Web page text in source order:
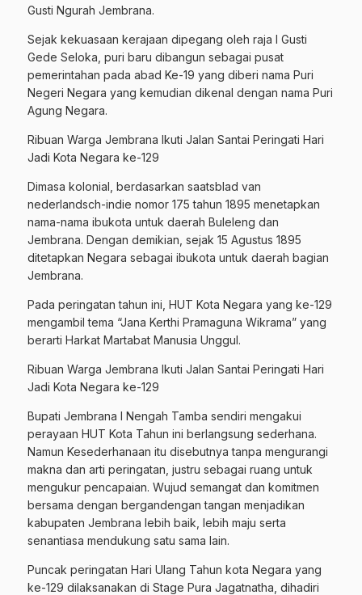
Gusti Ngurah Jembrana.
Sejak kekuasaan kerajaan dipegang oleh raja I Gusti
Gede Seloka, puri baru dibangun sebagai pusat
pemerintahan pada abad Ke-19 yang diberi nama Puri
Negeri Negara yang kemudian dikenal dengan nama Puri
Agung Negara.
Ribuan Warga Jembrana Ikuti Jalan Santai Peringati Hari
Jadi Kota Negara ke-129
Dimasa kolonial, berdasarkan saatsblad van
nederlandsch-indie nomor 175 tahun 1895 menetapkan
nama-nama ibukota untuk daerah Buleleng dan
Jembrana. Dengan demikian, sejak 15 Agustus 1895
ditetapkan Negara sebagai ibukota untuk daerah bagian
Jembrana.
Pada peringatan tahun ini, HUT Kota Negara yang ke-129
mengambil tema “Jana Kerthi Pramaguna Wikrama” yang
berarti Harkat Martabat Manusia Unggul.
Ribuan Warga Jembrana Ikuti Jalan Santai Peringati Hari
Jadi Kota Negara ke-129
Bupati Jembrana I Nengah Tamba sendiri mengakui
perayaan HUT Kota Tahun ini berlangsung sederhana.
Namun Kesederhanaan itu disebutnya tanpa mengurangi
makna dan arti peringatan, justru sebagai ruang untuk
mengukur pencapaian. Wujud semangat dan komitmen
bersama dengan bergandengan tangan menjadikan
kabupaten Jembrana lebih baik, lebih maju serta
senantiasa mendukung satu sama lain.
Puncak peringatan Hari Ulang Tahun kota Negara yang
ke-129 dilaksanakan di Stage Pura Jagatnatha, dihadiri